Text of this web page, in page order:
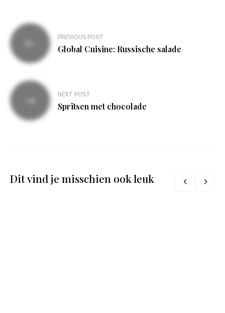
Bericht
navigatie
PREVIOUS POST
Global Cuisine: Russische salade
NEXT POST
Spritsen met chocolade
Dit vind je misschien ook leuk